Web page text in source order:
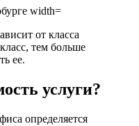
от класса
тем больше
ее.
услуги?
определяется